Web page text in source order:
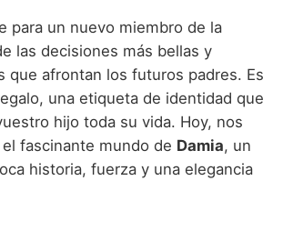
de niño que empiezan por D
de niño que empiezan por E
de niño que empiezan por F
de niño que empiezan por G
de niño que empiezan por H
de Niño Asturianos
de Niño Baleares
Nombres de Niño Canarios
de Niño Cantabros
de Niño Castellanos
Nombres de Niño Celtas
de Niño Egipcios
Nombres de Niño Griegos
de Niño Mitologicos
de Niño Alemanes
de Niño Americanos
Nombres de Niño Arabes
Nombres de Niño Chinos
Buscar
para un nuevo miembro de la
las decisiones más bellas y
que afrontan los futuros padres. Es
una etiqueta de identidad que
hijo toda su vida. Hoy, nos
fascinante mundo de Damia, un
historia, fuerza y una elegancia